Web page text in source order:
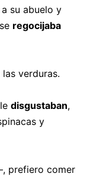
a su abuelo y
regocijaba
las verduras.
disgustaban,
y
prefiero comer